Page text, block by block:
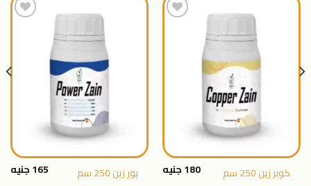
كوبر زين 250 سم 180جنيه
المنتجات
المفضلة
بور زين 250 سم 165جنيه